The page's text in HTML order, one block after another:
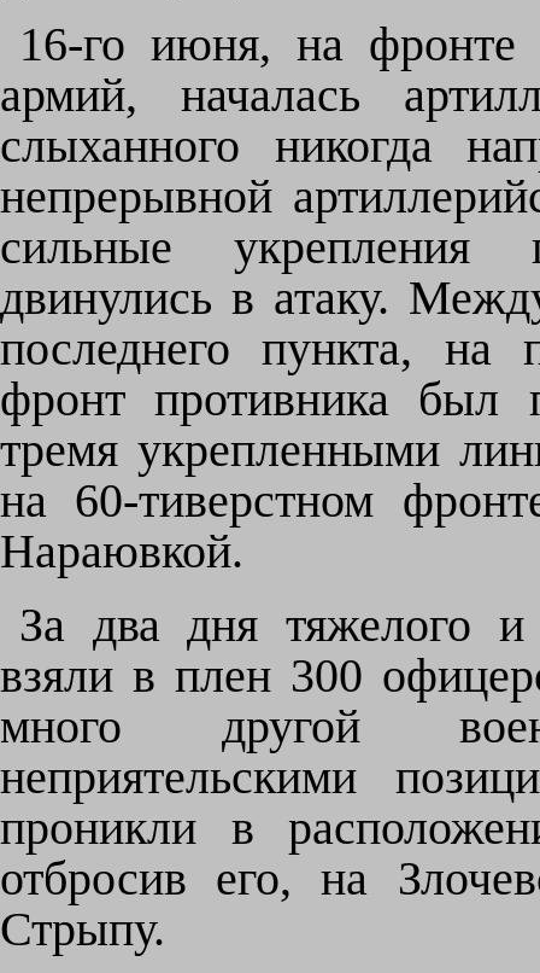
16-го июня, на
армий, началась
слыханного никогда
непрерывной
сильные укрепления
двинулись в атаку.
последнего пункта, на
фронт противника был
тремя укрепленными
на 60-тиверстном
Нараювкой.
За два дня тяжелого и
взяли в плен 300
много другой
неприятельскими
проникли в
отбросив его, на
Стрыпу.